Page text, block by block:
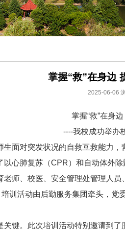
掌握“救”在身边
2025-06-06
掌握“救”在身
----我校成功举办
面对突发状况的自救互救能力
心肺复苏（CPR）和自动体外
师、校医、安全管理处管理人
训活动由后勤服务集团牵头，
键。此次培训活动特别邀请到